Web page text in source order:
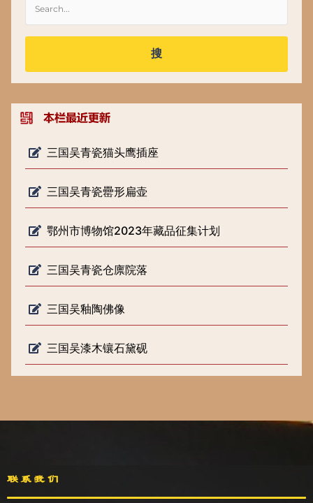
搜
三国吴青瓷猫头鹰插座
三国吴青瓷罍形扁壶
鄂州市博物馆2023年藏品征集计划
三国吴青瓷仓廪院落
三国吴釉陶佛像
三国吴漆木镶石黛砚
联系我们